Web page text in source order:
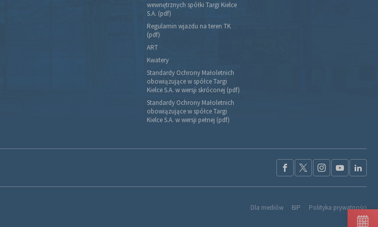
wewnętrznych spółki Targi Kielce
S.A. (pdf)
Regulamin wjazdu na teren TK
(pdf)
ART
Kwatery
Standardy Ochrony Małoletnich
obowiązujące w spółce Targi
Kielce S.A. w wersji skróconej (pdf)
Standardy Ochrony Małoletnich
obowiązujące w spółce Targi
Kielce S.A. w wersji pełnej (pdf)
Dla mediów BIP Polityka prywatności